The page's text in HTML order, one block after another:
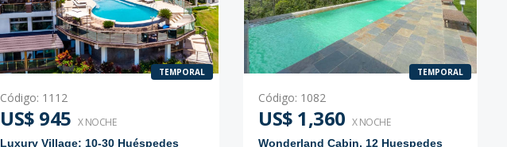
TEMPORAL
Código: 1112
US$ 945 X NOCHE
Luxury Village: 10-30 Huéspedes
TEMPORAL
Código: 1082
US$ 1,360 X NOCHE
Wonderland Cabin, 12 Huespedes